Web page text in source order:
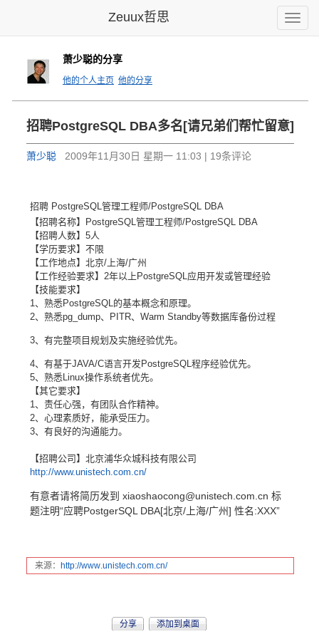
Toggle
Zeuux哲思
萧少聪的分享
他的个人主页 他的分享
招聘PostgreSQL DBA多名[请兄弟们帮忙留意]
萧少聪 2009年11月30日 星期一 11:03 | 19条评论
招聘 PostgreSQL管理工程师/PostgreSQL DBA
【招聘名称】PostgreSQL管理工程师/PostgreSQL DBA
【招聘人数】5人
【学历要求】不限
【工作地点】北京/上海/广州
【工作经验要求】2年以上PostgreSQL应用开发或管理经验
【技能要求】
1、熟悉PostgreSQL的基本概念和原理。
2、熟悉pg_dump、PITR、Warm Standby等数据库备份过程
3、有完整项目规划及实施经验优先。
4、有基于JAVA/C语言开发PostgreSQL程序经验优先。
5、熟悉Linux操作系统者优先。
【其它要求】
1、责任心强，有团队合作精神。
2、心理素质好，能承受压力。
3、有良好的沟通能力。
【招聘公司】北京浦华众城科技有限公司
http://www.unistech.com.cn/
有意者请将简历发到 xiaoshaocong@unistech.com.cn 标
题注明“应聘PostgerSQL DBA[北京/上海/广州] 性名:XXX”
来源： http://www.unistech.com.cn/
分享 添加到桌面